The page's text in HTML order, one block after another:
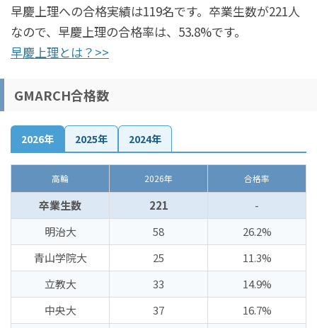
早慶上理への合格実績は119名です。卒業生数が221人
なので、早慶上理の合格率は、53.8%です。
早慶上理とは？>>
GMARCH合格数
2026年 2025年 2024年
高輪 2026年 合格率
卒業生数 221
-
明治大
58
26.2%
青山学院大
25
11.3%
立教大
33
14.9%
中央大
37
16.7%